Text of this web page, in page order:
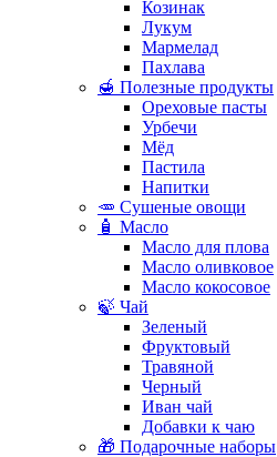
Козинак
Лукум
Мармелад
Пахлава
🍯 Полезные продукты
Ореховые пасты
Урбечи
Мёд
Пастила
Напитки
🥕 Сушеные овощи
🧴 Масло
Масло для плова
Масло оливковое
Масло кокосовое
🍃 Чай
Зеленый
Фруктовый
Травяной
Черный
Иван чай
Добавки к чаю
🎁 Подарочные наборы